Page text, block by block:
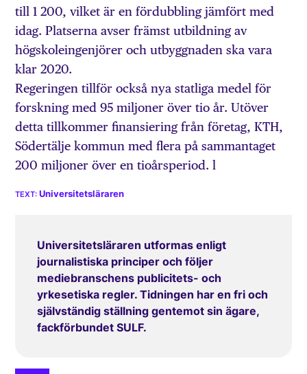
till 1 200, vilket är en fördubbling jämfört med
idag. Platserna avser främst utbildning av
högskoleingenjörer och utbyggnaden ska vara
klar 2020.
Regeringen tillför också nya statliga medel för
forskning med 95 miljoner över tio år. Utöver
detta tillkommer finansiering från företag, KTH,
Södertälje kommun med flera på sammantaget
200 miljoner över en tioårsperiod. l
Universitetsläraren
Universitetsläraren utformas enligt
journalistiska principer och följer
mediebranschens publicitets- och
yrkesetiska regler. Tidningen har en fri och
självständig ställning gentemot sin ägare,
fackförbundet SULF.